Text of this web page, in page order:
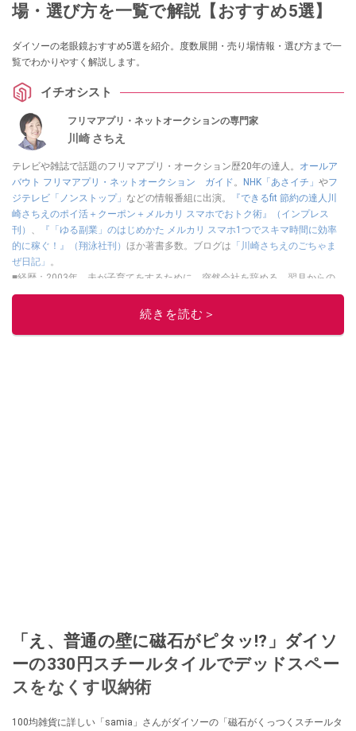
場・選び方を一覧で解説【おすすめ5選】
ダイソーの老眼鏡おすすめ5選を紹介。度数展開・売り場情報・選び方まで一
覧でわかりやすく解説します。
イチオシスト
フリマアプリ・ネットオークションの専門家
川崎 さちえ
テレビや雑誌で話題のフリマアプリ・オークション歴20年の達人。 オールア
バウト フリマアプリ・ネットオークション ガイド。 NHK「あさイチ」 やフ
ジテレビ「ノンストップ」 などの情報番組に出演。
『できるfit 節約の達人川
崎さちえのポイ活＋クーポン＋メルカリ スマホでおトク術』（インプレス
刊） 、
『「ゆる副業」のはじめかた メルカリ スマホ1つでスキマ時間に効率
的に稼ぐ！』（翔泳社刊） ほか著書多数。ブログは 「川崎さちえのごちゃま
ぜ日記」 。
■経歴：2003年、夫が子育てをするために、突然会社を辞める。翌月からの
給料が０円になり、家にいながら、しかも空いた時間でできるオークション
に目をつける。しかし、取引の仕方がわからずに、まずは落札者として参
続きを読む＞
「え、普通の壁に磁石がピタッ!?」ダイソ
ーの330円スチールタイルでデッドスペー
スをなくす収納術
100均雑貨に詳しい「samia」さんがダイソーの「磁石がくっつくスチールタ